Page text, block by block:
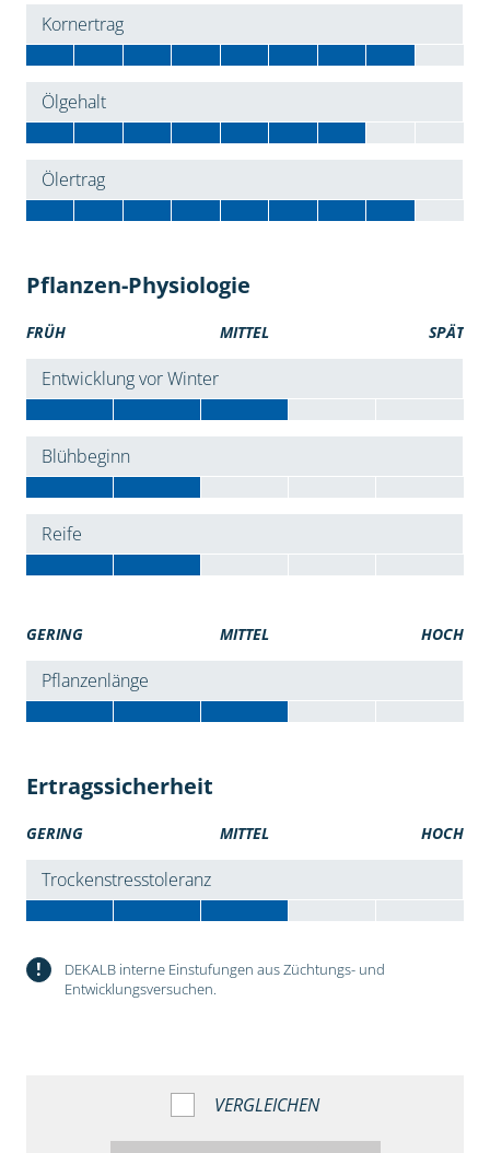
Kornertrag
Ölgehalt
Ölertrag
Pflanzen-Physiologie
FRÜH MITTEL SPÄT
Entwicklung vor Winter
Blühbeginn
Reife
GERING MITTEL HOCH
Pflanzenlänge
Ertragssicherheit
GERING MITTEL HOCH
Trockenstresstoleranz
!
DEKALB interne Einstufungen aus Züchtungs- und
Entwicklungsversuchen.
VERGLEICHEN